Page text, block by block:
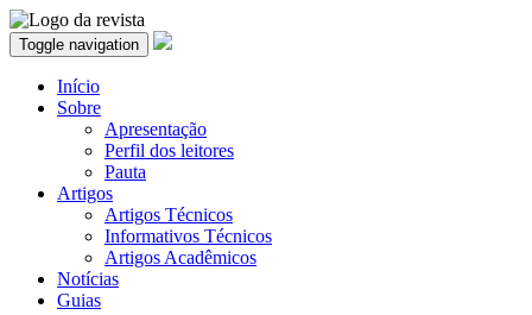
Toggle navigation
Início
Sobre
Apresentação
Perfil dos leitores
Pauta
Artigos
Artigos Técnicos
Informativos Técnicos
Artigos Acadêmicos
Notícias
Guias